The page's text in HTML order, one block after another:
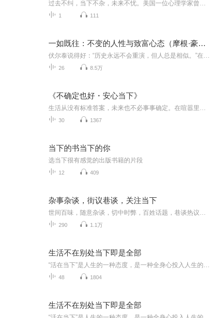
1 111
一如既往：不变的人性与致富心态（摩根·豪泽尔）
26 8.5万
《不确定也好・安心当下》
30 1367
当下的书当下的你
选当下很有感觉的出版书籍的片段
12 409
杂事杂谈，街议巷谈，关注当下
290 1.1万
生活不在别处当下即是全部
48 1804
生活不在别处当下即是全部